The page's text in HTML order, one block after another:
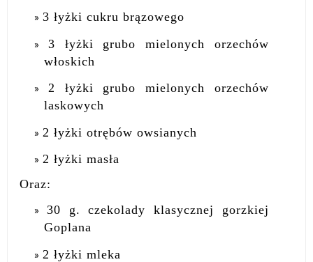
3 łyżki cukru brązowego
3 łyżki grubo mielonych orzechów
włoskich
2 łyżki grubo mielonych orzechów
laskowych
2 łyżki otrębów owsianych
2 łyżki masła
Oraz:
30 g. czekolady klasycznej gorzkiej
Goplana
2 łyżki mleka